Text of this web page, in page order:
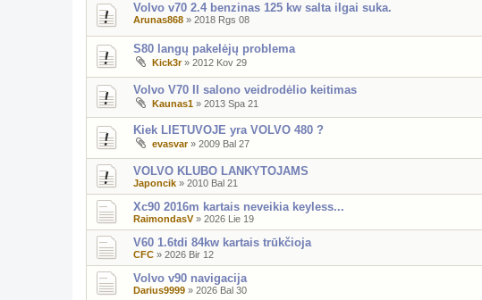
Volvo v70 2.4 benzinas 125 kw salta ilgai suka.
Arunas868 » 2018 Rgs 08
S80 langų pakelėjų problema
Kick3r» 2012 Kov 29
Volvo V70 II salono veidrodėlio keitimas
Kaunas1 » 2013 Spa 21
Kiek LIETUVOJE yra VOLVO 480 ?
evasvar» 2009 Bal 27
VOLVO KLUBO LANKYTOJAMS
Japoncik » 2010 Bal 21
Xc90 2016m kartais neveikia keyless...
RaimondasV» 2026 Lie 19
V60 1.6tdi 84kw kartais trūkčioja
CFC » 2026 Bir 12
Volvo v90 navigacija
Darius9999 » 2026 Bal 30